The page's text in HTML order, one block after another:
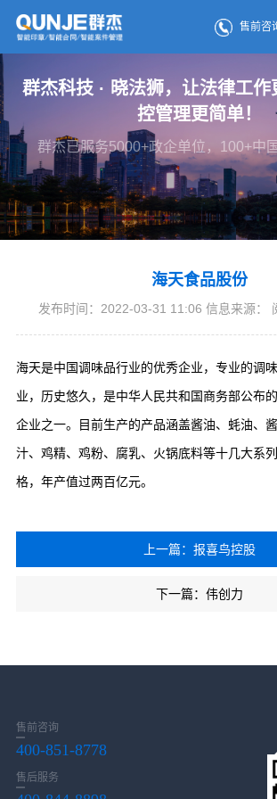
售前咨
群杰科技 · 晓法狮，让法律工作
控管理更简单！
群杰已服务5000+政企单位，100+中
海天食品股份
发布时间：2022-03-31 11:06 信息来源：
海天是中国调味品行业的优秀企业，专业的调
业，历史悠久，是中华人民共和国商务部公布
企业之一。目前生产的产品涵盖酱油、蚝油、
汁、鸡精、鸡粉、腐乳、火锅底料等十几大系
格，年产值过两百亿元。
上一篇：报喜鸟控股
下一篇：伟创力
售前咨询
400-851-8778
售后服务